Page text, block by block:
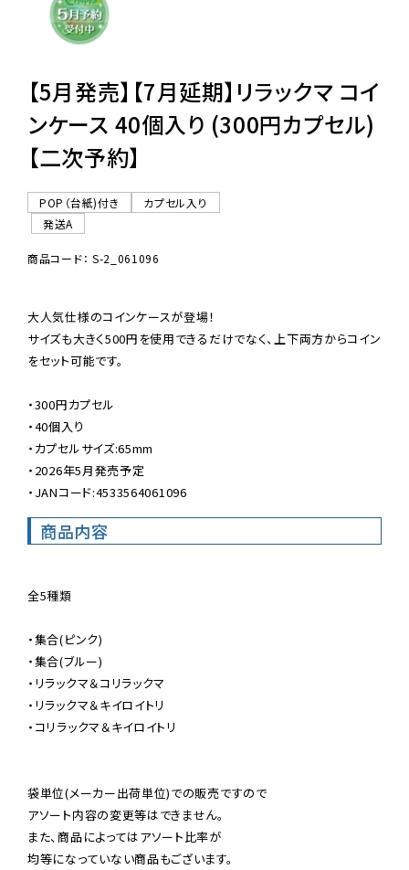
ご利用ガイド
06-6282-7659
【5月発売】【7月延期】リラックマ コイ
ンケース 40個入り (300円カプセル)
【二次予約】
POP（台紙)付き
カプセル入り
発送A
商品コード： S-2_061096
大人気仕様のコインケースが登場！
サイズも大きく500円を使用できるだけでなく、上下両方からコイン
をセット可能です。
・300円カプセル
・40個入り
・カプセルサイズ:65mm
・2026年5月発売予定
・JANコード:4533564061096
商品内容
全5種類
・集合(ピンク)
・集合(ブルー)
・リラックマ＆コリラックマ
・リラックマ＆キイロイトリ
・コリラックマ＆キイロイトリ
袋単位(メーカー出荷単位)での販売ですので
アソート内容の変更等はできません。
また、商品によってはアソート比率が
均等になっていない商品もございます。